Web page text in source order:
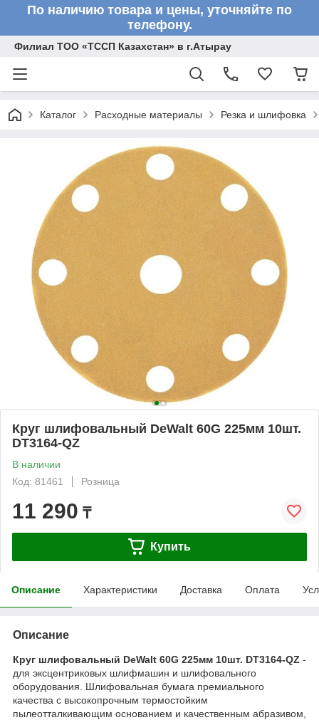
По наличию товара и цены, уточняйте по
телефону.
Филиал ТОО «ТССП Казахстан» в г.Атырау
Каталог Расходные материалы Резка и шлифовка
Круг шлифовальный DeWalt 60G 225мм 10шт.
DT3164-QZ
В наличии
Код: 81461
Розница
11 290 ₸
Купить
Описание Характеристики Доставка Оплата
Описание
Круг шлифовальный DeWalt 60G 225мм 10шт. DT3164-QZ -
для эксцентриковых шлифмашин и шлифовального
оборудования. Шлифовальная бумага премиального
качества с высокопрочным термостойким
пылеотталкивающим основанием и качественным абразивом,